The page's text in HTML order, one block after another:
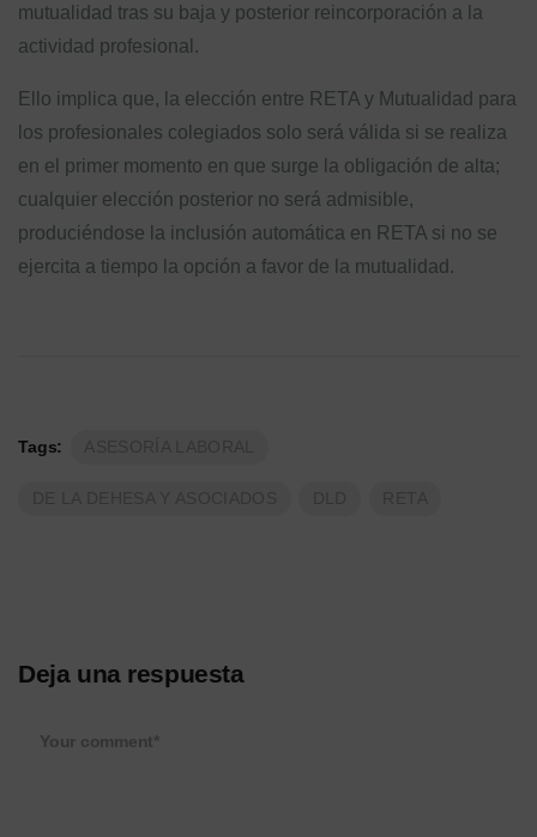
mutualidad tras su baja y posterior reincorporación a la
actividad profesional.
Ello implica que, la elección entre RETA y Mutualidad para
los profesionales colegiados solo será válida si se realiza
en el primer momento en que surge la obligación de alta;
cualquier elección posterior no será admisible,
produciéndose la inclusión automática en RETA si no se
ejercita a tiempo la opción a favor de la mutualidad.
Tags:
Deja una respuesta
Your comment*